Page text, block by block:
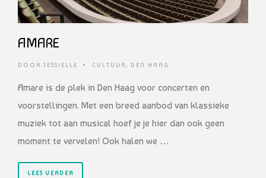
AMARE
DOOR JESSIELLE • CULTUUR, DEN HAAG
Amare is de plek in Den Haag voor concerten en
voorstellingen. Met een breed aanbod van klassieke
muziek tot aan musical hoef je je hier dan ook geen
moment te vervelen! Ook halen we …
LEES VERDER